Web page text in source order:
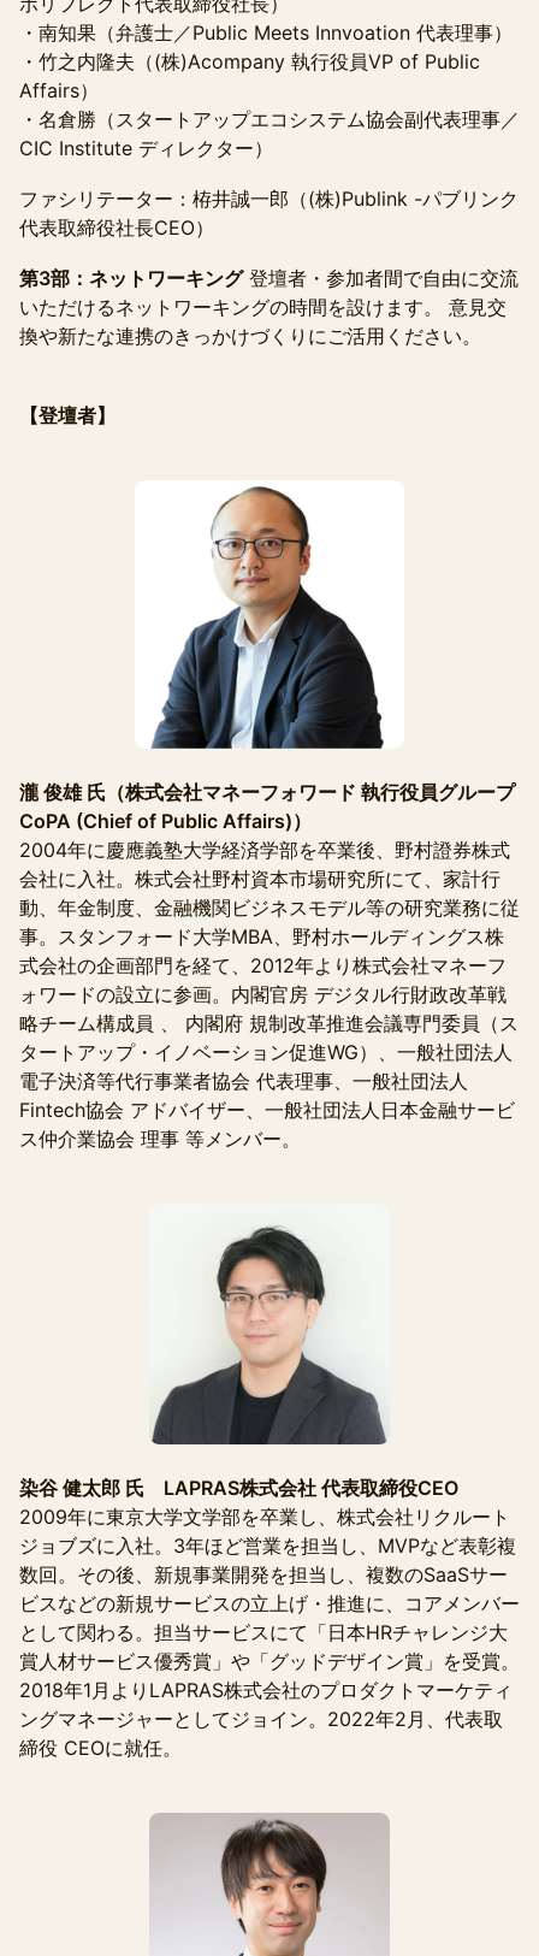
・南知果（弁護士／Public Meets Innvoation 代表理事）
・竹之内隆夫（(株)Acompany 執行役員VP of Public
Affairs）
・名倉勝（スタートアップエコシステム協会副代表理事／
CIC Institute ディレクター）
ファシリテーター：栫井誠一郎（(株)Publink -パブリンク
代表取締役社長CEO）
第3部：ネットワーキング登壇者・参加者間で自由に交流
いただけるネットワーキングの時間を設けます。 意見交
換や新たな連携のきっかけづくりにご活用ください。
【登壇者】
瀧 俊雄 氏（株式会社マネーフォワード 執行役員グループ
CoPA (Chief of Public Affairs)）
2004年に慶應義塾大学経済学部を卒業後、野村證券株式
会社に入社。株式会社野村資本市場研究所にて、家計行
動、年金制度、金融機関ビジネスモデル等の研究業務に従
事。スタンフォード大学MBA、野村ホールディングス株
式会社の企画部門を経て、2012年より株式会社マネーフ
ォワードの設立に参画。内閣官房 デジタル行財政改革戦
略チーム構成員 、 内閣府 規制改革推進会議専門委員（ス
タートアップ・イノベーション促進WG）、一般社団法人
電子決済等代行事業者協会 代表理事、一般社団法人
Fintech協会 アドバイザー、一般社団法人日本金融サービ
ス仲介業協会 理事 等メンバー。
染谷 健太郎 氏 LAPRAS株式会社 代表取締役CEO
2009年に東京大学文学部を卒業し、株式会社リクルート
ジョブズに入社。3年ほど営業を担当し、MVPなど表彰複
数回。その後、新規事業開発を担当し、複数のSaaSサー
ビスなどの新規サービスの立上げ・推進に、コアメンバー
として関わる。担当サービスにて「日本HRチャレンジ大
賞人材サービス優秀賞」や「グッドデザイン賞」を受賞。
2018年1月よりLAPRAS株式会社のプロダクトマーケティ
ングマネージャーとしてジョイン。2022年2月、代表取
締役 CEOに就任。